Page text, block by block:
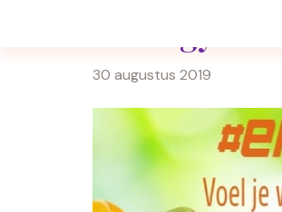
30 augustus 2019